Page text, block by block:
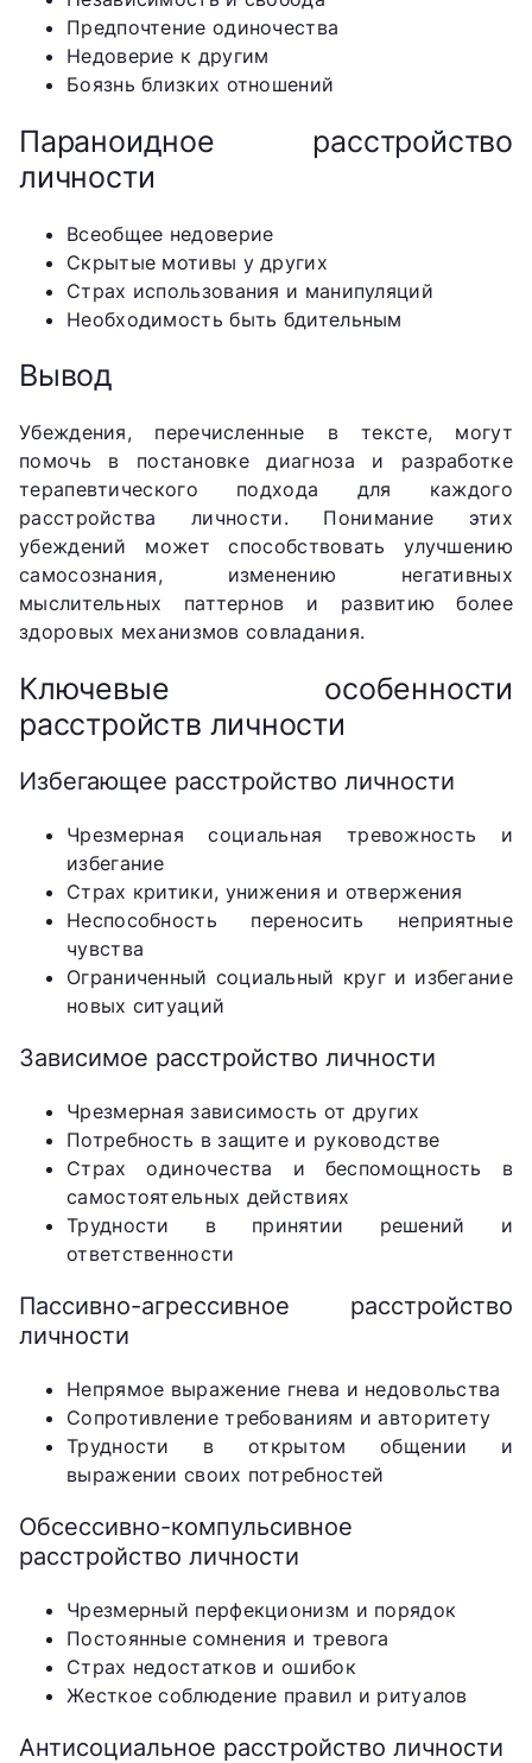
Предпочтение одиночества
Недоверие к другим
Боязнь близких отношений
Параноидное расстройство
личности
Всеобщее недоверие
Скрытые мотивы у других
Страх использования и манипуляций
Необходимость быть бдительным
Вывод
Убеждения, перечисленные в тексте, могут
помочь в постановке диагноза и разработке
терапевтического подхода для каждого
расстройства личности. Понимание этих
убеждений может способствовать улучшению
самосознания, изменению негативных
мыслительных паттернов и развитию более
здоровых механизмов совладания.
Ключевые особенности
расстройств личности
Избегающее расстройство личности
Чрезмерная социальная тревожность и
избегание
Страх критики, унижения и отвержения
Неспособность переносить неприятные
чувства
Ограниченный социальный круг и избегание
новых ситуаций
Зависимое расстройство личности
Чрезмерная зависимость от других
Потребность в защите и руководстве
Страх одиночества и беспомощность в
самостоятельных действиях
Трудности в принятии решений и
ответственности
Пассивно-агрессивное расстройство
личности
Непрямое выражение гнева и недовольства
Сопротивление требованиям и авторитету
Трудности в открытом общении и
выражении своих потребностей
Обсессивно-компульсивное
расстройство личности
Чрезмерный перфекционизм и порядок
Постоянные сомнения и тревога
Страх недостатков и ошибок
Жесткое соблюдение правил и ритуалов
Антисоциальное расстройство личности